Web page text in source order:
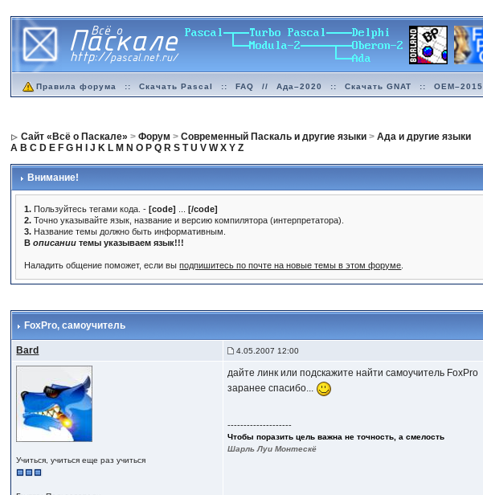
Правила форума :: Скачать Pascal :: FAQ // Ада–2020 :: Скачать GNAT :: OEM–2015
Сайт «Всё о Паскале» >Форум >Современный Паскаль и другие языки >Ада и другие языки
A B C D E F G H J K L M N O P Q R S T U V W X Y Z
Внимание!
1. Пользуйтесь тегами кода. -[code] ...[/code]
2. Точно указывайте язык, название и версию компилятора (интерпретатора).
3. Название темы должно быть информативным.
Вописании темы указываем язык!!!
Наладить общение поможет, если выподпишитесь по почте на новые темы в этом форуме
FoxPro, самоучитель
Bard 4.05.2007 12:00
Учиться, учиться еще раз учиться
дайте линк или подскажите найти самоучитель FoxPro
заранее спасибо...
--------------------
Чтобы поразить цель важна не точность, а смелость
Шарль Луи Монтескё